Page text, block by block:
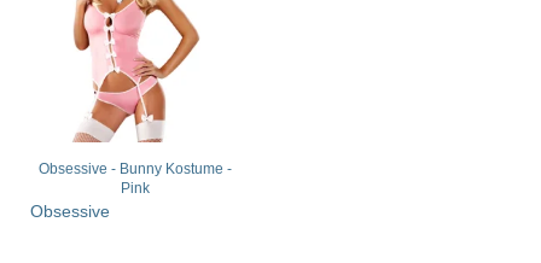
Obsessive - Bunny Kostume -
Pink
Obsessive